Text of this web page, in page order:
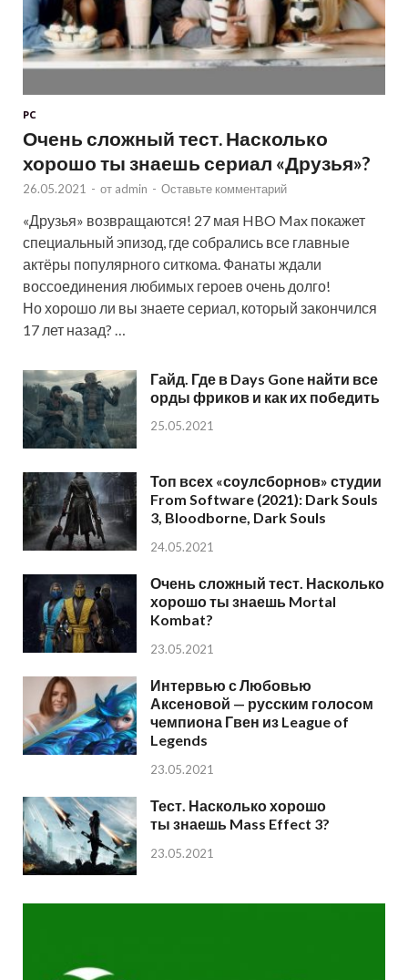
PC
Очень сложный тест. Насколько
хорошо ты знаешь сериал «Друзья»?
26.05.2021 - от admin - Оставьте комментарий
«Друзья» возвращаются! 27 мая HBO Max покажет
специальный эпизод, где собрались все главные
актёры популярного ситкома. Фанаты ждали
воссоединения любимых героев очень долго!
Но хорошо ли вы знаете сериал, который закончился
17 лет назад? …
Гайд. Где в Days Gone найти все
орды фриков и как их победить
25.05.2021
Топ всех «соулсборнов» студии
From Software (2021): Dark Souls
3, Bloodborne, Dark Souls
24.05.2021
Очень сложный тест. Насколько
хорошо ты знаешь Mortal
Kombat?
23.05.2021
Интервью с Любовью
Аксеновой — русским голосом
чемпиона Гвен из League of
Legends
23.05.2021
Тест. Насколько хорошо
ты знаешь Mass Effect 3?
23.05.2021